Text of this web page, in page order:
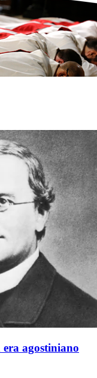
era agostiniano